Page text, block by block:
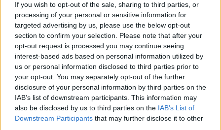
If you wish to opt-out of the sale, sharing to third parties, or
processing of your personal or sensitive information for
targeted advertising by us, please use the below opt-out
section to confirm your selection. Please note that after your
opt-out request is processed you may continue seeing
interest-based ads based on personal information utilized by
us or personal information disclosed to third parties prior to
your opt-out. You may separately opt-out of the further
disclosure of your personal information by third parties on the
IAB’s list of downstream participants. This information may
also be disclosed by us to third parties on the IAB’s List of
Downstream Participants that may further disclose it to other